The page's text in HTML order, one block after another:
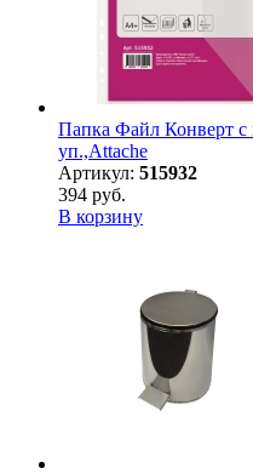
Папка Файл Конверт
уп.,Attache
Артикул: 515932
394 руб.
В корзину